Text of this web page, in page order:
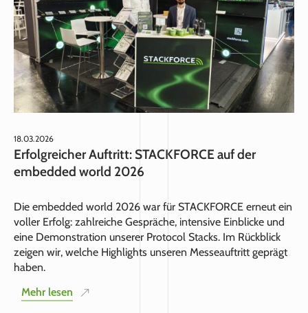
18.03.2026
Erfolgreicher Auftritt: STACKFORCE auf der
embedded world 2026
Die embedded world 2026 war für STACKFORCE erneut ein
voller Erfolg: zahlreiche Gespräche, intensive Einblicke und
eine Demonstration unserer Protocol Stacks. Im Rückblick
zeigen wir, welche Highlights unseren Messeauftritt geprägt
haben.
Mehr lesen